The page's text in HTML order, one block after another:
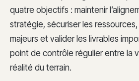
quatre objectifs : maintenir
stratégie, sécuriser les
majeurs et valider les livrables
point de contrôle régulier entre la
réalité du terrain.